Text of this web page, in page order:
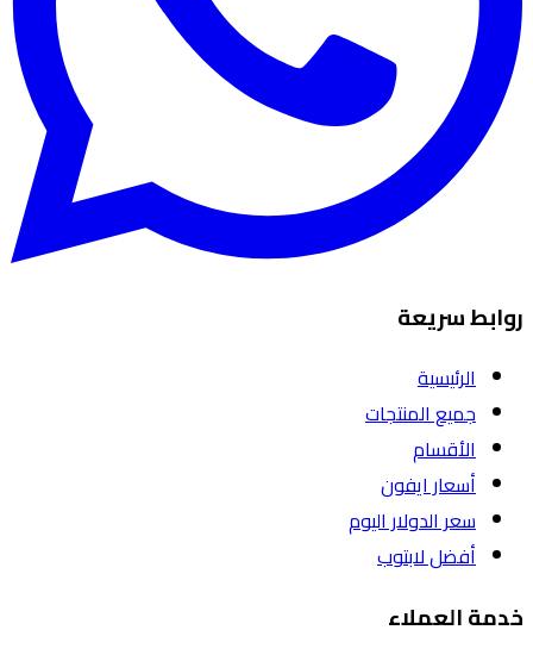
روابط سريعة
الرئيسية
جميع المنتجات
الأقسام
أسعار ايفون
سعر الدولار اليوم
أفضل لابتوب
خدمة العملاء